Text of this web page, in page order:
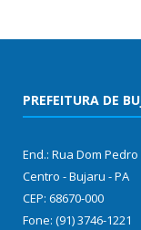
PREFEITURA DE
End.: Rua Dom Pedro
Centro - Bujaru - PA
CEP: 68670-000
Fone: (91) 3746-1221